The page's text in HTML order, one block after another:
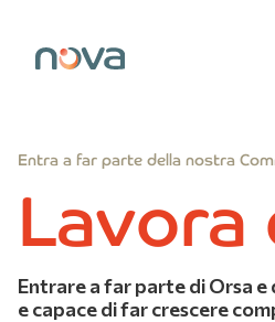
Entra a far parte della nostra
Entrare a far parte di Orsa
e capace di far crescere